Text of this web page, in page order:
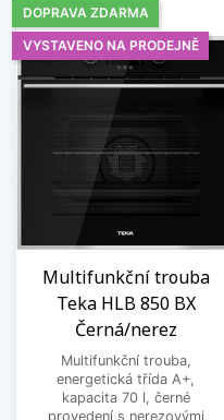
Multifunkční trouba
Teka HLB 850 BX
Černá/nerez
Multifunkční trouba,
energetická třída A+,
kapacita 70 l, černé
provedení s nerezovými
DOPRAVA ZDARMA
VYSTAVENO NA PRODEJNĚ